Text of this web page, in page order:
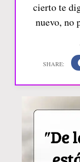
cierto te
nuevo, no